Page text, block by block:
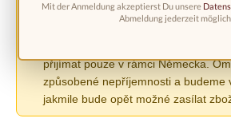
V důsledku nového nařízení EU o
přijímat pouze v rámci Německa.
způsobené nepříjemnosti a budeme
jakmile bude opět možné zasílat
Mit der Anmeldung akzeptierst Du unsere
Abmeldung jederzeit möglich.